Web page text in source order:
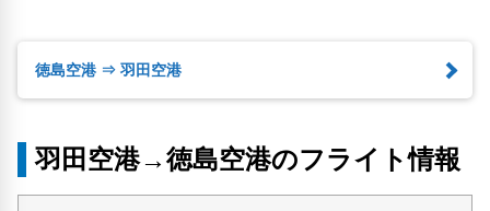
徳島空港 ⇒ 羽田空港
羽田空港→徳島空港のフライト情報